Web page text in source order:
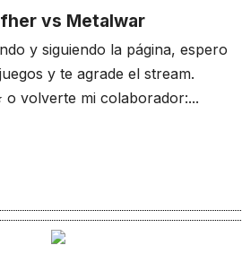
vs Metalwar
y siguiendo la página, espero
y te agrade el stream.
o volverte mi colaborador:...